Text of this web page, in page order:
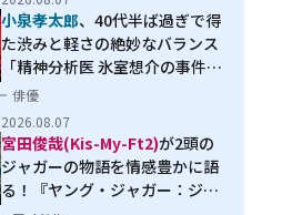
小泉孝太郎、40代半ば過ぎで得
た渋みと軽さの絶妙なバランス
「精神分析医 氷室想介の事件簿
３」で見せる進化
俳優
2026.08.07
宮田俊哉(Kis-My-Ft2)が2頭の
ジャガーの物語を情感豊かに語
る！『ヤング・ジャガー：ジャ